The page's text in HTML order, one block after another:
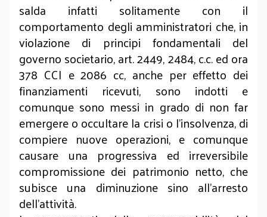
salda infatti solitamente con il
comportamento degli amministratori che, in
violazione di principi fondamentali del
governo societario, art. 2449, 2484, c.c. ed ora
378 CCI e 2086 cc, anche per effetto dei
finanziamenti ricevuti, sono indotti e
comunque sono messi in grado di non far
emergere o occultare la crisi o l’insolvenza, di
compiere nuove operazioni, e comunque
causare una progressiva ed irreversibile
compromissione dei patrimonio netto, che
subisce una diminuzione sino all’arresto
dell’attività.